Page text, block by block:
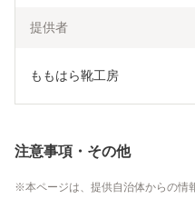
提供者
ももはら靴工房
注意事項・その他
本ページは、提供自治体からの情